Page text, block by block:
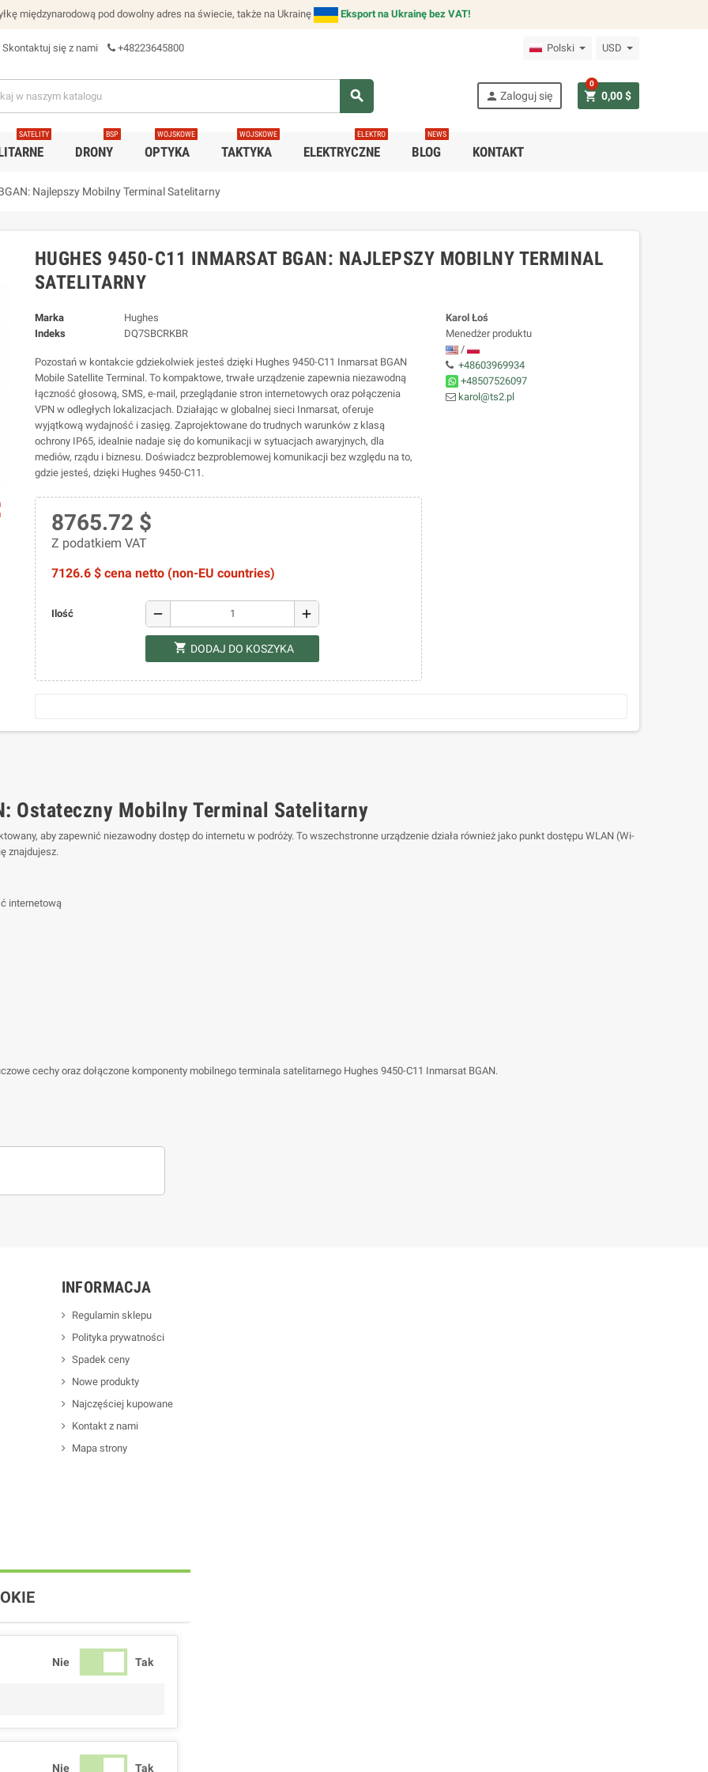
międzynarodową pod dowolny adres na świecie, także na Ukrainę Eksport na Ukrainę bez VAT!
Skontaktuj się z nami +48223645800 Polski USD
search person Zaloguj się shopping_cart 0,00 $
0
SATELITY
DRONY
BSP
OPTYKA
WOJSKOWE
TAKTYKA
WOJSKOWE
ELEKTRYCZNE
ELEKTRO
BLOG
NEWS
KONTAKT
Najlepszy Mobilny Terminal Satelitarny
HUGHES 9450-C11 INMARSAT BGAN: NAJLEPSZY MOBILNY TERMINAL
SATELITARNY
Marka
Hughes
Indeks
DQ7SBCRKBR
Pozostań w kontakcie gdziekolwiek jesteś dzięki Hughes 9450-C11 Inmarsat BGAN
Mobile Satellite Terminal. To kompaktowe, trwałe urządzenie zapewnia niezawodną
łączność głosową, SMS, e-mail, przeglądanie stron internetowych oraz połączenia
VPN w odległych lokalizacjach. Działając w globalnej sieci Inmarsat, oferuje
wyjątkową wydajność i zasięg. Zaprojektowane do trudnych warunków z klasą
ochrony IP65, idealnie nadaje się do komunikacji w sytuacjach awaryjnych, dla
mediów, rządu i biznesu. Doświadcz bezproblemowej komunikacji bez względu na to,
gdzie jesteś, dzięki Hughes 9450-C11.
8765.72 $
Z podatkiem VAT
7126.6 $ cena netto (non-EU countries)
Ilość remove add
shopping_cart DODAJ DO KOSZYKA
Karol Łoś
Menedżer produktu
/
+48603969934
+48507526097
karol@ts2.pl
Ostateczny Mobilny Terminal Satelitarny
aby zapewnić niezawodny dostęp do internetu w podróży. To wszechstronne urządzenie działa również jako punkt dostępu WLAN (Wi-
znajdujesz.
internetową
cechy oraz dołączone komponenty mobilnego terminala satelitarnego Hughes 9450-C11 Inmarsat BGAN.
INFORMACJA
Regulamin sklepu
Polityka prywatności
Spadek ceny
Nowe produkty
Najczęściej kupowane
Kontakt z nami
Mapa strony
Nie Tak
Nie Tak